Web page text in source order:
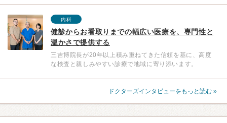
内科
健診からお看取りまでの幅広い医療を、専門性と
温かさで提供する
三吉博院長が20年以上積み重ねてきた信頼を基に、高度
な検査と親しみやすい診療で地域に寄り添います。
ドクターズインタビューをもっと読む »